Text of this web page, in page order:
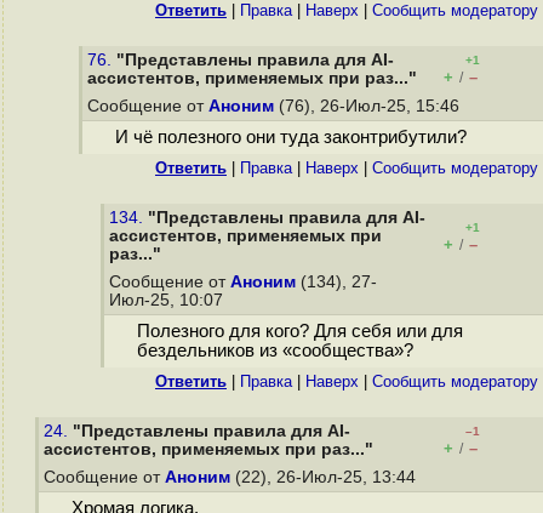
Ответить Правка| Наверх Cообщить модератору
76. "Представлены правила для AI-
ассистентов, применяемых при раз..."
+1
+ / –
Сообщение от Аноним (76), 26-Июл-25, 15:46
И чё полезного они туда законтрибутили?
Ответить Правка| Наверх Cообщить модератору
134. "Представлены правила для AI-
ассистентов, применяемых при
раз..."
+1
+ / –
Сообщение от Аноним (134), 27-
Июл-25, 10:07
Полезного для кого? Для себя или для
бездельников из «сообщества»?
Ответить Правка| Наверх Cообщить модератору
24. "Представлены правила для AI-
ассистентов, применяемых при раз..."
–1
+ / –
Сообщение от Аноним (22), 26-Июл-25, 13:44
Хромая логика.